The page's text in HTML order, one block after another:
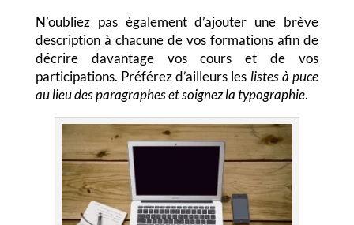
N’oubliez pas également d’ajouter une brève
description à chacune de vos formations afin de
décrire davantage vos cours et de vos
participations. Préférez d’ailleurs les listes à puce
au lieu des paragraphes et soignez la typographie.